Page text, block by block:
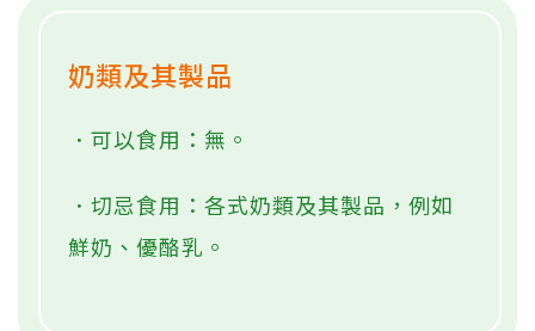
奶類及其製品
．可以食用：無。
．切忌食用：各式奶類及其製品，例如
鮮奶、優酪乳。